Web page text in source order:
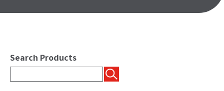
Search Products